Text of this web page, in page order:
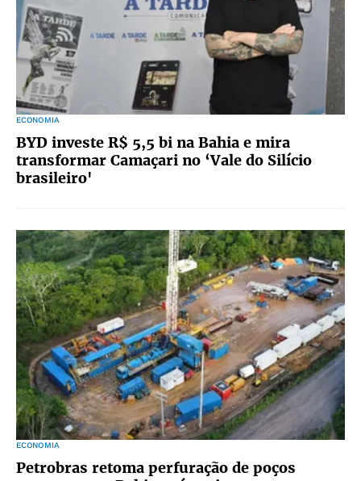
ECONOMIA
BYD investe R$ 5,5 bi na Bahia e mira
transformar Camaçari no ‘Vale do Silício
brasileiro'
ECONOMIA
Petrobras retoma perfuração de poços